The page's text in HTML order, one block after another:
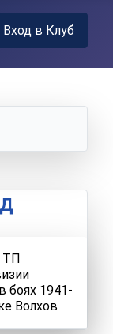
Вход в Клуб
ТП
боях 1941-
Волхов